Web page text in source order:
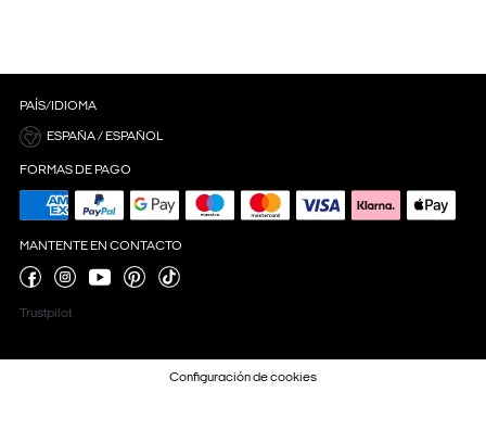
PAÍS/IDIOMA
ESPAÑA / ESPAÑOL
FORMAS DE PAGO
MANTENTE EN CONTACTO
Trustpilot
Configuración de cookies